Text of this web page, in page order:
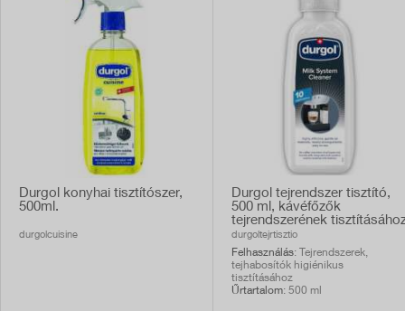
Durgol konyhai tisztítószer,
500ml.
durgolcuisine
Durgol tejrendszer tisztító,
500 ml, kávéfőzők
tejrendszerének
durgoltejrtisztio
Felhasználás: Tejrendszerek,
tejhabosítók higiénikus
tisztításához
Űrtartalom: 500 ml